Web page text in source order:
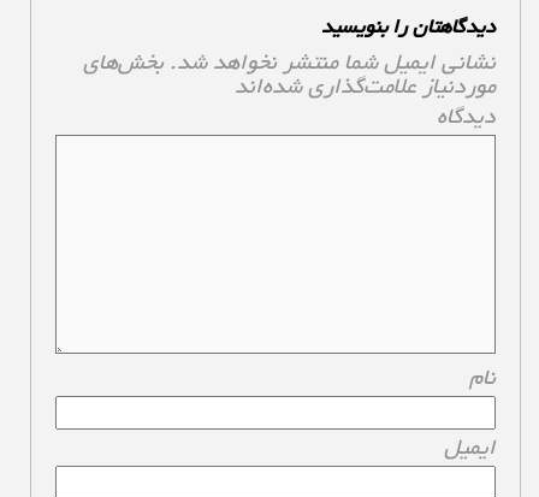
دیدگاهتان را بنویسید
نشانی ایمیل شما منتشر نخواهد شد.بخش‌های
موردنیاز علامت‌گذاری شده‌اند*
دیدگاه*
نام*
ایمیل*